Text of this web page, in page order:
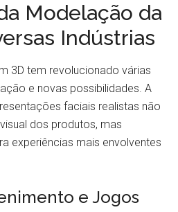
Modelação da
Indústrias
3D tem revolucionado várias
e novas possibilidades. A
faciais realistas não
dos produtos, mas
experiências mais envolventes
e Jogos